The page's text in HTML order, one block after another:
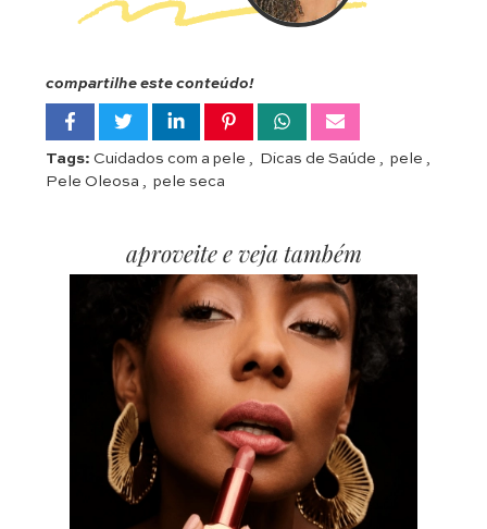
compartilhe este conteúdo!
Tags: Cuidados com a pele Dicas de Saúde pele
Pele Oleosa
pele seca
aproveite e veja também